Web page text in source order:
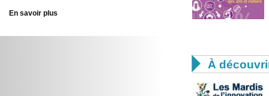
En savoir plus
 À